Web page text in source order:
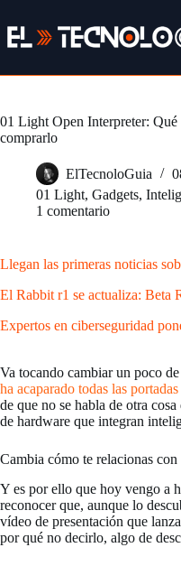
al
contenido
01 Light Open Interpreter:
comprarlo
ElTecnoloGuia
01 Light, Gadgets,
1 comentario
Llegan las primeras noticias
El Rabbit r1 se actualiza: Beta
Expertos en ciberseguridad
Va tocando cambiar un poco
ha acaparado todas las
de que no se habla de otra
de hardware que integran
Cambia cómo te relacionas
Y es por ello que hoy vengo a
reconocer que, aunque lo
vídeo de presentación que
por qué no decirlo, algo de